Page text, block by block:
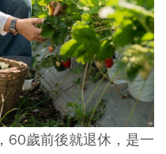
60歲前後就退休，是一